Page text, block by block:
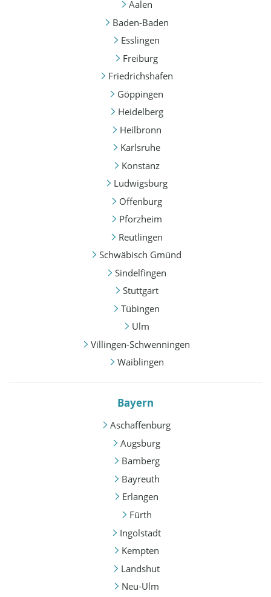
Aalen
Baden-Baden
Esslingen
Freiburg
Friedrichshafen
Göppingen
Heidelberg
Heilbronn
Karlsruhe
Konstanz
Ludwigsburg
Offenburg
Pforzheim
Reutlingen
Schwäbisch Gmünd
Sindelfingen
Stuttgart
Tübingen
Ulm
Villingen-Schwenningen
Waiblingen
Bayern
Aschaffenburg
Augsburg
Bamberg
Bayreuth
Erlangen
Fürth
Ingolstadt
Kempten
Landshut
Neu-Ulm